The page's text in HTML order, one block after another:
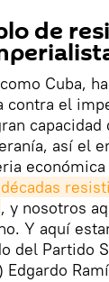
de
Cuba,
contra el
así el
, y nosotros
Y aquí
del Partido
Edgardo